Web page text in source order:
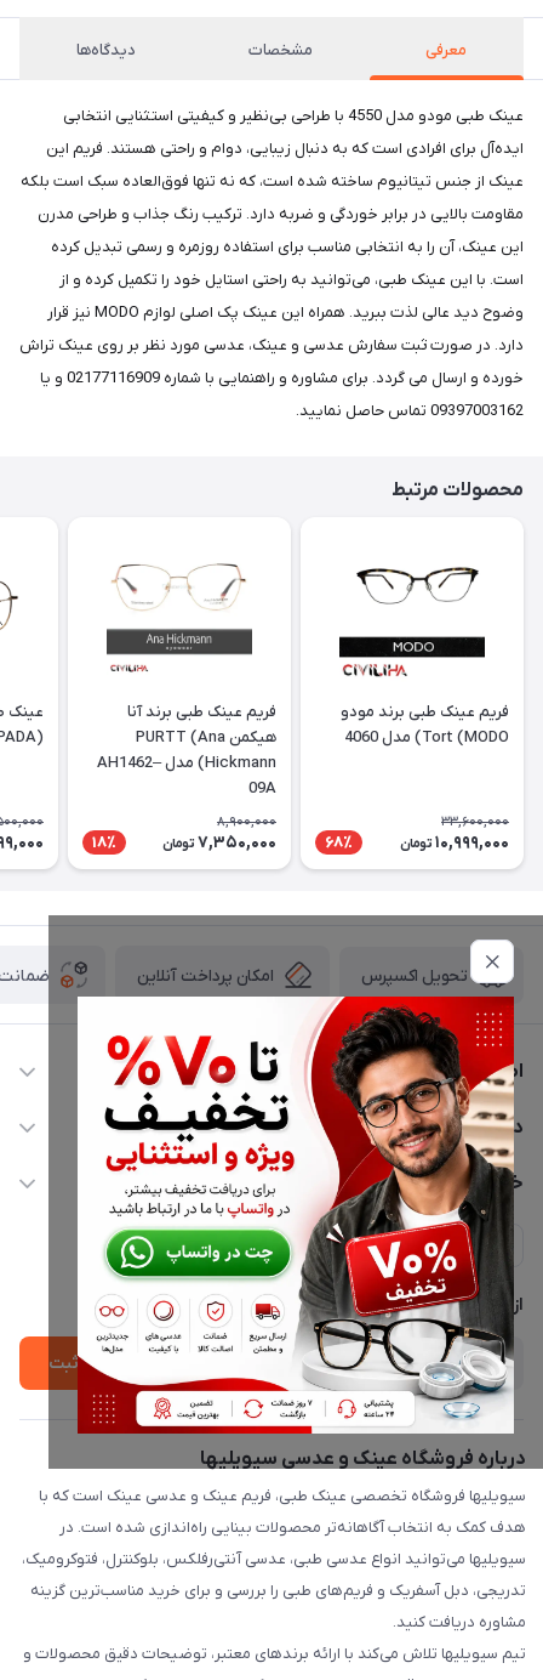
معرفی مشخصات دیدگاه‌ها
عینک طبی مودو مدل 4550 با طراحی بی‌نظیر و کیفیتی استثنایی انتخابی
ایده‌آل برای افرادی است که به دنبال زیبایی، دوام و راحتی هستند. فریم این
عینک از جنس تیتانیوم ساخته شده است، که نه تنها فوق‌العاده سبک است بلکه
مقاومت بالایی در برابر خوردگی و ضربه دارد. ترکیب رنگ جذاب و طراحی مدرن
این عینک، آن را به انتخابی مناسب برای استفاده روزمره و رسمی تبدیل کرده
است. با این عینک طبی، می‌توانید به راحتی استایل خود را تکمیل کرده و از
وضوح دید عالی لذت ببرید. همراه این عینک پک اصلی لوازم MODO نیز قرار
دارد. در صورت ثبت سفارش عدسی و عینک، عدسی مورد نظر بر روی عینک تراش
خورده و ارسال می گردد. برای مشاوره و راهنمایی با شماره 02177116909 و یا
09397003162 تماس حاصل نمایید.
محصولات مرتبط
فریم عینک طبی برند مودو
Tort (MODO) مدل 4060
33,600,000
10,999,000 تومان 68٪
فریم عینک طبی برند آنا
هیکمن PURTT (Ana
Hickmann) مدل AH1462–
09A
8,900,000
7,350,000 تومان 18٪
عینک
(DESPADA) مدل DSC 5077
تحویل اکسپرس امکان پرداخت آنلاین ضمانت
اطلاعات تماس
02177116909
info@civiliha.com
ارسال فوری در تهران + ارسال به سراسر کشور
دسترسی سریع
حساب کاربری
مجله فروشگاه
لیست محصولات
درباره ما
خدمات مشتریان
حریم خصوصی
پشتیبانی واتساپ 09397003162
از جدید‌ترین تخفیف‌ها با‌ خبر شوید
ثبت
درباره فروشگاه عینک و عدسی سیویلیها
سیویلیها فروشگاه تخصصی عینک طبی، فریم عینک و عدسی عینک است که با
هدف کمک به انتخاب آگاهانه‌تر محصولات بینایی راه‌اندازی شده است. در
سیویلیها می‌توانید انواع عدسی طبی، عدسی آنتی‌رفلکس، بلوکنترل، فتوکرومیک،
تدریجی، دبل آسفریک و فریم‌های طبی را بررسی و برای خرید مناسب‌ترین گزینه
مشاوره دریافت کنید.
تیم سیویلیها تلاش می‌کند با ارائه برندهای معتبر، توضیحات دقیق محصولات و